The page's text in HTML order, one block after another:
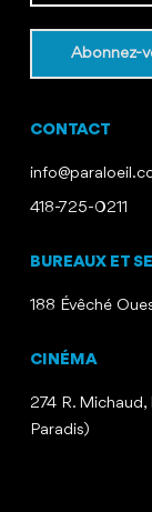
CONTACT
418-725-0211
BUREAUX ET
188 Évêché
CINÉMA
274 R.
Paradis)